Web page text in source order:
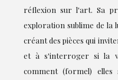
réflexion sur l'art. Sa
exploration sublime de la
créant des pièces qui
et à s'interroger si la
comment (formel)